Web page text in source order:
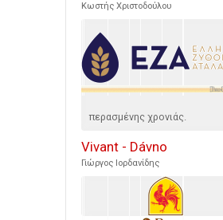
Κωστής Χριστοδούλου
περασμένης χρονιάς.
Vivant - Dávno
Γιώργος Ιορδανίδης